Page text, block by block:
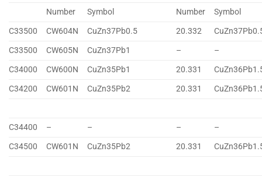
Number Symbol Number
Symbol
C33500
CW604N CuZn37Pb0.5 20.332
C33500
CW605N CuZn37Pb1 –
–
C34000
CW600N CuZn35Pb1 20.331
C34200
CW601N CuZn35Pb2 20.331
C34400 – – –
–
C34500
CW601N CuZn35Pb2 20.331